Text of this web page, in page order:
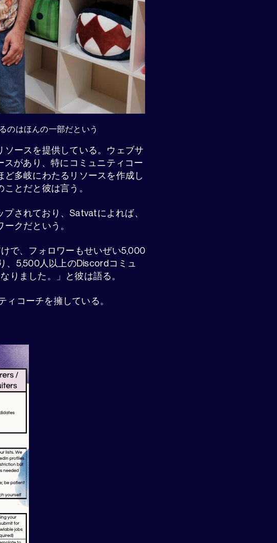
のはほんの一部だという
ースを提供している。ウェブサ
があり、特にコミュニティコー
多岐にわたるリソースを作成し
とだと彼は言う。
されており、Satvatによれば、
クだという。
で、フォロワーもせいぜい5,000
、5,500人以上のDiscordコミュ
りました。」と彼は語る。
コーチを擁している。